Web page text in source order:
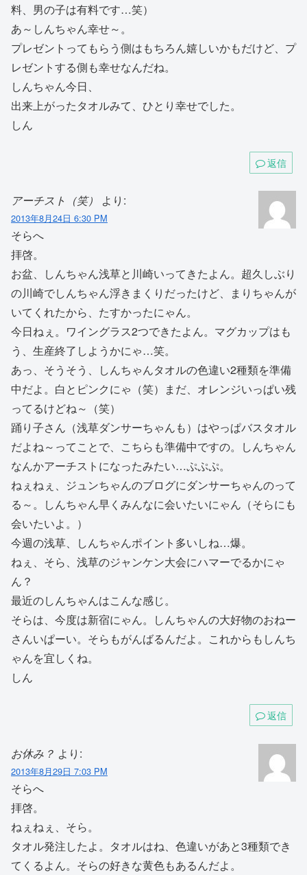
料、男の子は有料です…笑）
あ～しんちゃん幸せ～。
プレゼントってもらう側はもちろん嬉しいかもだけど、プ
レゼントする側も幸せなんだね。
しんちゃん今日、
出来上がったタオルみて、ひとり幸せでした。
しん
返信
アーチスト（笑） より:
2013年8月24日 6:30 PM
そらへ
拝啓。
お盆、しんちゃん浅草と川崎いってきたよん。超久しぶり
の川崎でしんちゃん浮きまくりだったけど、まりちゃんが
いてくれたから、たすかったにゃん。
今日ねぇ。ワイングラス2つできたよん。マグカップはも
う、生産終了しようかにゃ…笑。
あっ、そうそう、しんちゃんタオルの色違い2種類を準備
中だよ。白とピンクにゃ（笑）まだ、オレンジいっぱい残
ってるけどね～（笑）
踊り子さん（浅草ダンサーちゃんも）はやっぱバスタオル
だよね～ってことで、こちらも準備中ですの。しんちゃん
なんかアーチストになったみたい…ぷぷぷ。
ねぇねぇ、ジュンちゃんのブログにダンサーちゃんのって
る～。しんちゃん早くみんなに会いたいにゃん（そらにも
会いたいよ。）
今週の浅草、しんちゃんポイント多いしね…爆。
ねぇ、そら、浅草のジャンケン大会にハマーでるかにゃ
ん？
最近のしんちゃんはこんな感じ。
そらは、今度は新宿にゃん。しんちゃんの大好物のおねー
さんいぱーい。そらもがんばるんだよ。これからもしんち
ゃんを宜しくね。
しん
返信
お休み？ より:
2013年8月29日 7:03 PM
そらへ
拝啓。
ねぇねぇ、そら。
タオル発注したよ。タオルはね、色違いがあと3種類でき
てくるよん。そらの好きな黄色もあるんだよ。